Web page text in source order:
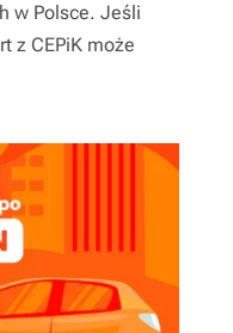
w Polsce. Jeśli
z CEPiK może